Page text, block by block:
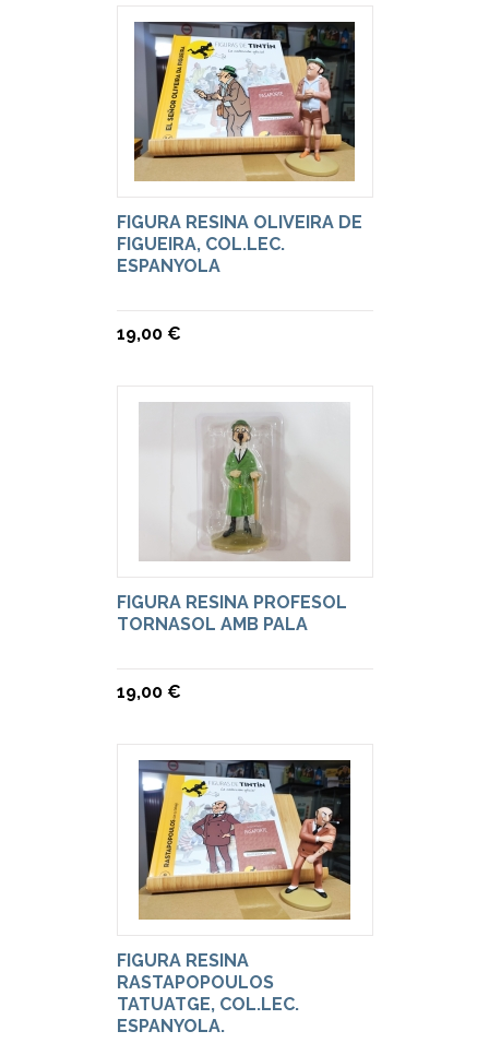
FIGURA RESINA OLIVEIRA DE
FIGUEIRA, COL.LEC.
ESPANYOLA
19,00 €
FIGURA RESINA PROFESOL
TORNASOL AMB PALA
19,00 €
FIGURA RESINA
RASTAPOPOULOS
TATUATGE, COL.LEC.
ESPANYOLA.